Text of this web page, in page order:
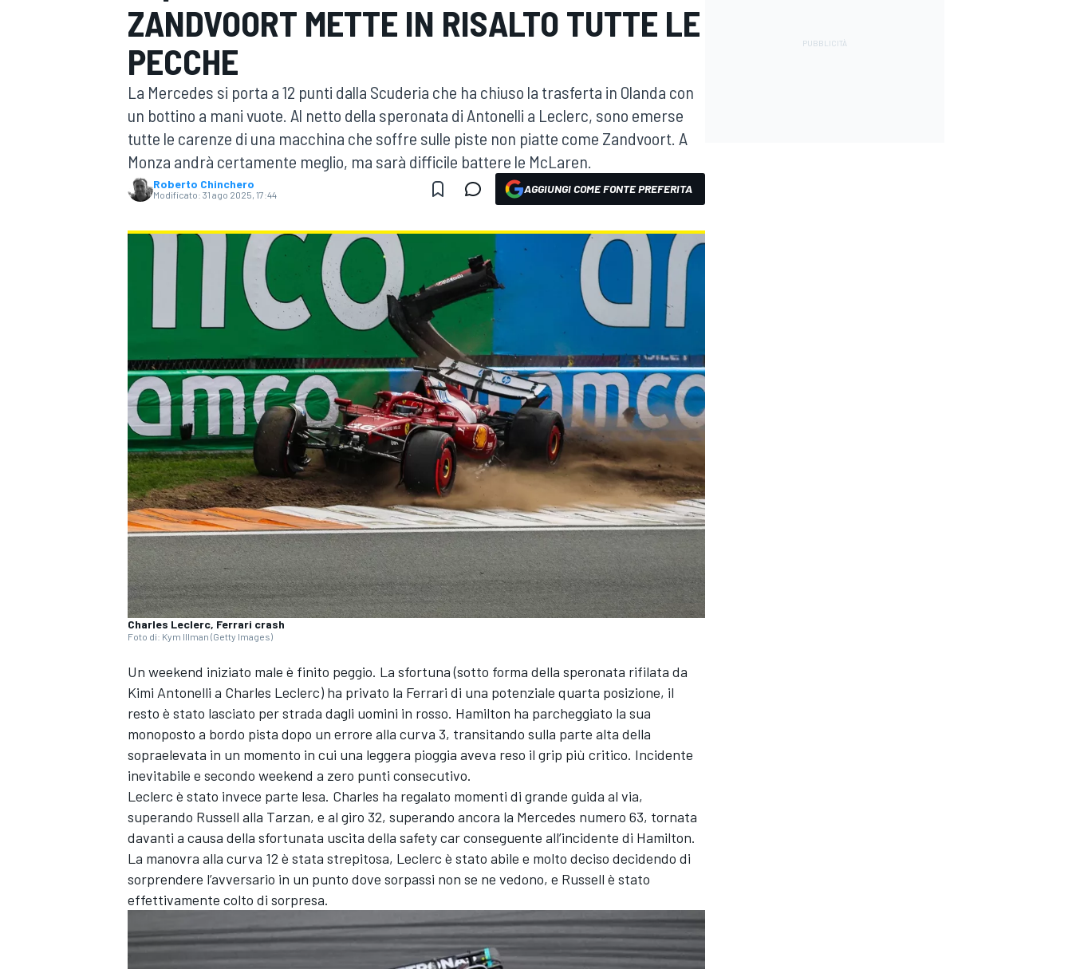
MOTOGP WEC
WRC
MONOPOSTO
ZANDVOORT METTE IN RISALTO TUTTE LE
PECCHE
La Mercedes si porta a 12 punti dalla Scuderia che ha chiuso la trasferta in Olanda con
un bottino a mani vuote. Al netto della speronata di Antonelli a Leclerc, sono emerse
tutte le carenze di una macchina che soffre sulle piste non piatte come Zandvoort. A
Monza andrà certamente meglio, ma sarà difficile battere le McLaren.
Roberto Chinchero
Modificato: 31 ago 2025, 17:44 AGGIUNGI COME FONTE PREFERITA
Charles Leclerc, Ferrari crash
Foto di: Kym Illman (Getty Images)
Un weekend iniziato male è finito peggio. La sfortuna (sotto forma della speronata rifilata da
Kimi Antonelli a Charles Leclerc) ha privato la Ferrari di una potenziale quarta posizione, il
resto è stato lasciato per strada dagli uomini in rosso. Hamilton ha parcheggiato la sua
monoposto a bordo pista dopo un errore alla curva 3, transitando sulla parte alta della
sopraelevata in un momento in cui una leggera pioggia aveva reso il grip più critico. Incidente
inevitabile e secondo weekend a zero punti consecutivo.
Leclerc è stato invece parte lesa. Charles ha regalato momenti di grande guida al via,
superando Russell alla Tarzan, e al giro 32, superando ancora la Mercedes numero 63, tornata
davanti a causa della sfortunata uscita della safety car conseguente all’incidente di Hamilton.
La manovra alla curva 12 è stata strepitosa, Leclerc è stato abile e molto deciso decidendo di
sorprendere l’avversario in un punto dove sorpassi non se ne vedono, e Russell è stato
effettivamente colto di sorpresa.